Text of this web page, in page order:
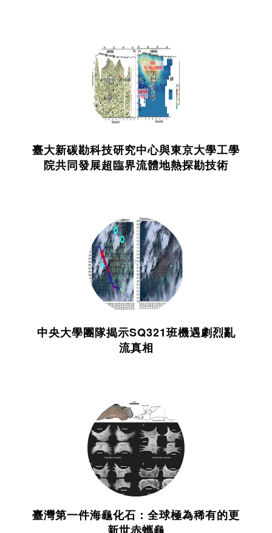
臺大新碳勘科技研究中心與東京大學工學
院共同發展超臨界流體地熱探勘技術
中央大學團隊揭示SQ321班機遇劇烈亂
流真相
臺灣第一件海龜化石：全球極為稀有的更